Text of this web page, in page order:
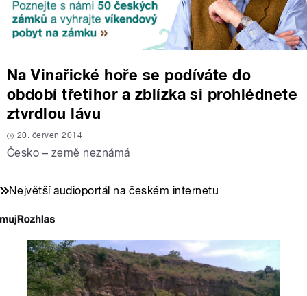
Na Vinařické hoře se podíváte do
období třetihor a zblízka si prohlédnete
ztvrdlou lávu
20. červen 2014
Česko – země neznámá
Největší audioportál na českém internetu